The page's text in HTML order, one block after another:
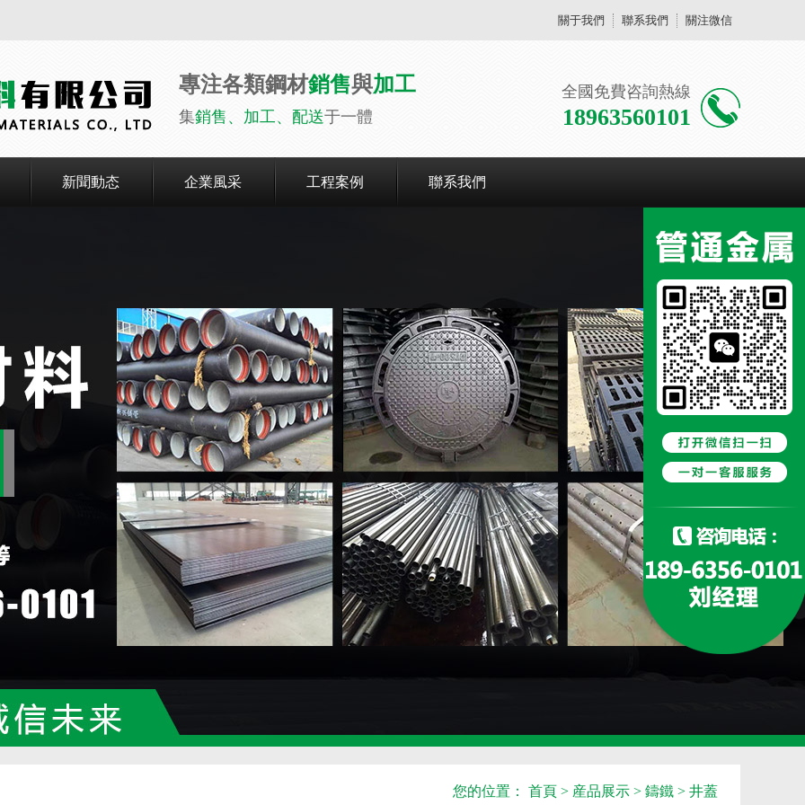
關于我們 聯系我們 關注微信
專注各類鋼材銷售與加工
集銷售、加工、配送于一體
全國免費咨詢熱線
18963560101
新聞動态 企業風采 工程案例 聯系我們
您的位置： 首頁 > 産品展示 > 鑄鐵 > 井蓋